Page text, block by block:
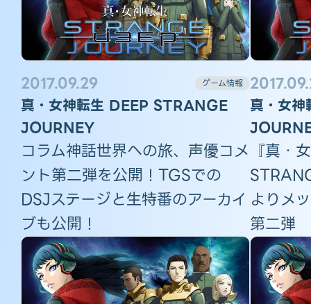
2017.09.29 ゲーム情報
真・女神転生 DEEP STRANGE
JOURNEY
コラム神話世界への旅、声優コメ
ント第二弾を公開！TGSでの
DSJステージと生特番のアーカイ
ブも公開！
真・女
『真・
よりメ
第二弾